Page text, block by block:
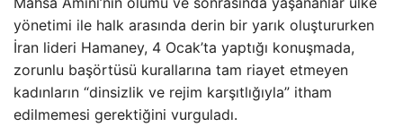
yönetimi ile halk arasında derin bir yarık oluştururken
İran lideri Hamaney, 4 Ocak’ta yaptığı konuşmada,
zorunlu başörtüsü kurallarına tam riayet etmeyen
kadınların “dinsizlik ve rejim karşıtlığıyla” itham
edilmemesi gerektiğini vurguladı.